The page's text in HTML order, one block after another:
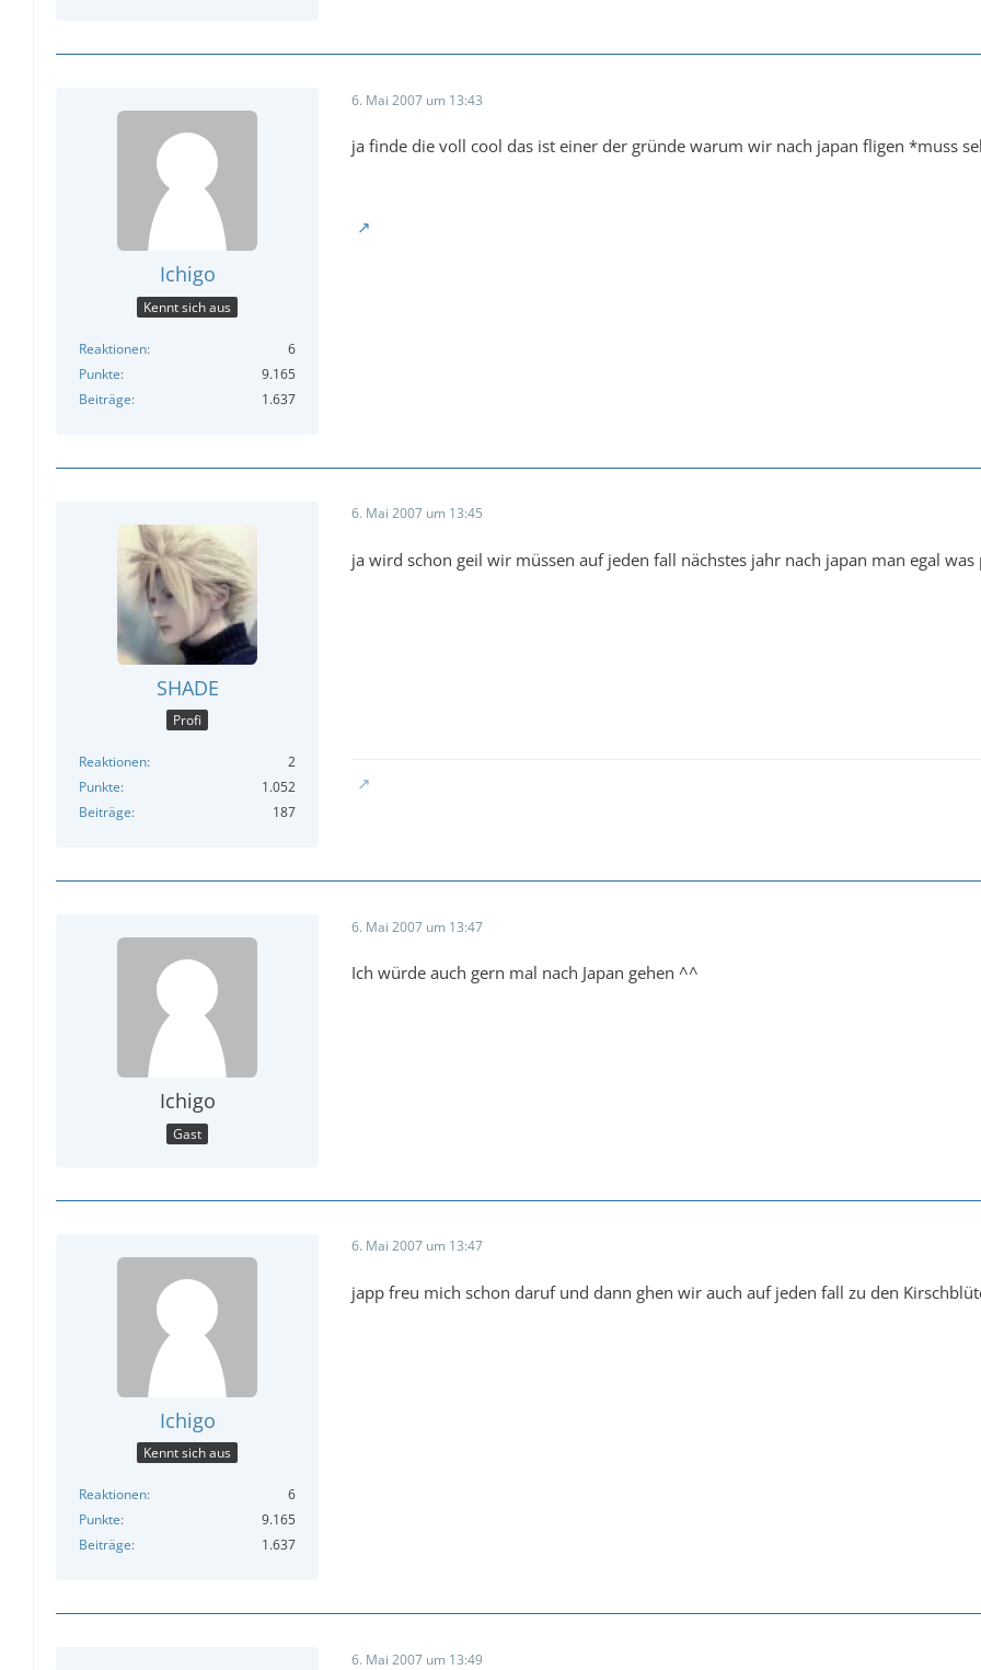
Ichigo
Kennt sich aus
Reaktionen
6
Punkte
9.165
Beiträge
1.637
6. Mai 2007 um 13:43
ja finde die voll cool das ist einer der gründe warum wir nach japan fligen *muss
SHADE
Profi
Reaktionen
2
Punkte
1.052
Beiträge
187
6. Mai 2007 um 13:45
ja wird schon geil wir müssen auf jeden fall nächstes jahr nach japan man egal
Ichigo
Gast
6. Mai 2007 um 13:47
Ich würde auch gern mal nach Japan gehen ^^
Ichigo
Kennt sich aus
Reaktionen
6
Punkte
9.165
Beiträge
1.637
6. Mai 2007 um 13:47
japp freu mich schon daruf und dann ghen wir auch auf jeden fall zu den
6. Mai 2007 um 13:49